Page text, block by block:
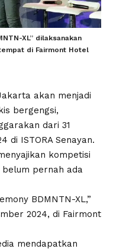
XL” dilaksanakan
di Fairmont Hotel
akan menjadi
bergengsi,
dari 31
di ISTORA Senayan.
kompetisi
pernah ada
BDMNTN-XL,”
2024, di Fairmont
mendapatkan